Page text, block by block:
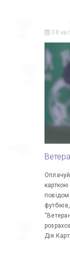
08
карткою